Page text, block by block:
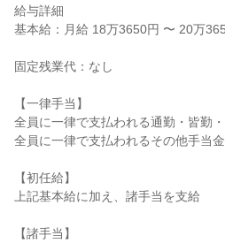
給与詳細
基本給：月給 18万3650円 〜 20万
固定残業代：なし
【一律手当】
全員に一律で支払われる通勤・皆勤
全員に一律で支払われるその他手当
【初任給】
上記基本給に加え、諸手当を支給
【諸手当】